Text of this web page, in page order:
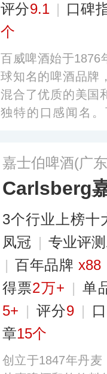
评分9.1 | 口碑
个
百威啤酒始于1876
球知名的啤酒品牌
混合了优质的美国
独特的口感闻名
及出售超过50个
代、科罗娜、福佳
嘉士伯啤酒(广
Carlsberg
3个行业上榜十
凤冠 | 专业评
| 百年品牌 x88
得票2万+ | 单
5+ | 评分9 |
章15个
创立于1847年丹麦